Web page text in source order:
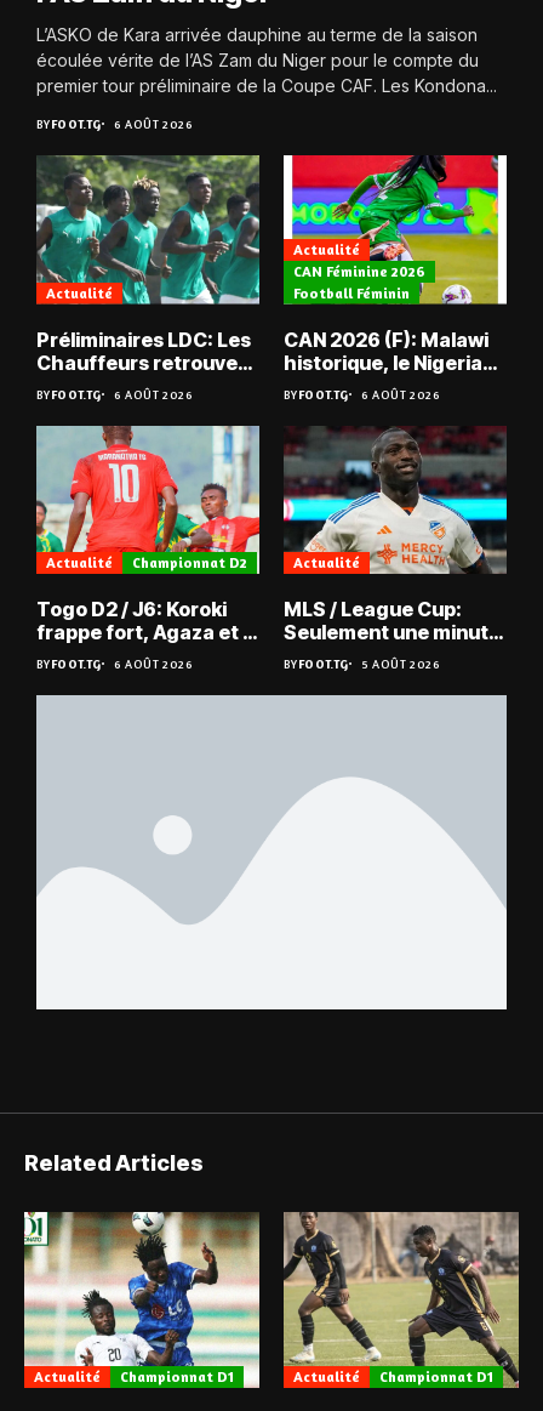
L’ASKO de Kara arrivée dauphine au terme de la saison
écoulée vérite de l’AS Zam du Niger pour le compte du
premier tour préliminaire de la Coupe CAF. Les Kondona...
BYFOOT.TG 6 AOÛT 2026
Actualité
Préliminaires LDC: Les
Chauffeurs retrouvent
les Mimos
BYFOOT.TG 6 AOÛT 2026
Actualité
CAN Féminine 2026
Football Féminin
CAN 2026 (F): Malawi
historique, le Nigeria
sauvé, la Zambie
éliminée
BYFOOT.TG 6 AOÛT 2026
Actualité Championnat D2
Togo D2 / J6: Koroki
frappe fort, Agaza et la
JCA assurent,
suspense avant Sara
FC – Doumbé FC
BYFOOT.TG 6 AOÛT 2026
Actualité
MLS / League Cup:
Seulement une minute
de jeu pour Kévin
Denkey
BYFOOT.TG 5 AOÛT 2026
Related Articles
Actualité Championnat D1 Actualité Championnat D1